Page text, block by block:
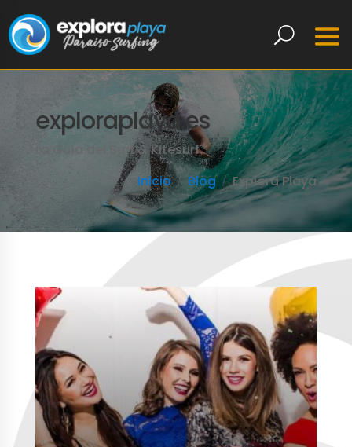
exploraplaya.es
La Guía del Surf & Kitesurf
Inicio
Blog Explora Playa
LEER MÁS